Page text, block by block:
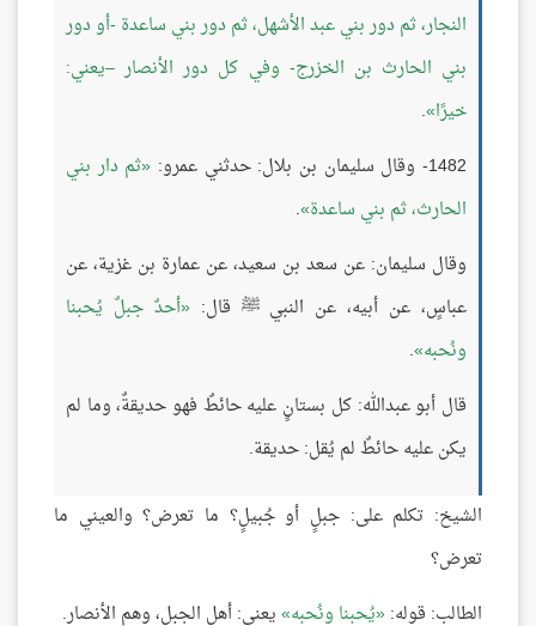
النجار، ثم دور بني عبد الأشهل، ثم دور بني ساعدة -أو دور
بني الحارث بن الخزرج- وفي كل دور الأنصار –يعني:
خيرًا .
1482- وقال سليمان بن بلال: حدثني عمرو:
ثم دار بني
الحارث، ثم بني ساعدة .
وقال سليمان: عن سعد بن سعيد، عن عمارة بن غزية، عن
عباسٍ، عن أبيه، عن النبي ﷺ قال: أحدٌ جبلٌ يُحبنا
ونُحبه .
قال أبو عبدالله: كل بستانٍ عليه حائطٌ فهو حديقةٌ، وما لم
يكن عليه حائطٌ لم يُقل: حديقة.
الشيخ: تكلم على: جبلٍ أو جُبيلٍ؟ ما تعرض؟ والعيني ما
تعرض؟
الطالب: قوله: يُحبنا ونُحبه يعني: أهل الجبل، وهم الأنصار.